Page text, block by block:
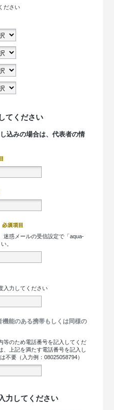
ださい
てください
込みの場合は、代表者の情
迷惑メールの受信設定で「aqua-
。
入力してください
能のある携帯もしくは同様の
等のため電話番号を記入してくだ
、上記を満たす電話番号を記入し
不要（入力例：08025058794）
力してください